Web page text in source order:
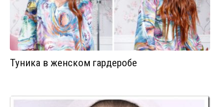
Туника в женском гардеробе